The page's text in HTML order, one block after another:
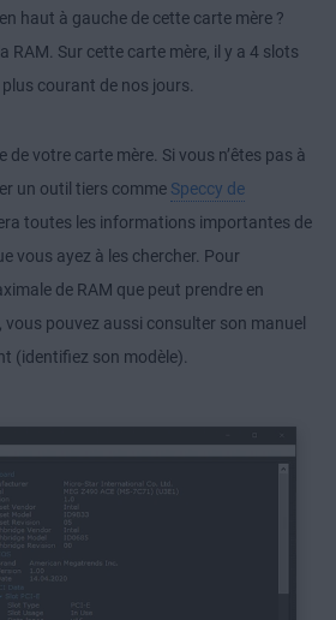
haut à gauche de cette carte mère ?
RAM. Sur cette carte mère, il y a 4 slots
courant de nos jours.
de votre carte mère. Si vous n’êtes pas à
un outil tiers comme Speccy de
toutes les informations importantes de
vous ayez à les chercher. Pour
de RAM que peut prendre en
pouvez aussi consulter son manuel
(identifiez son modèle).